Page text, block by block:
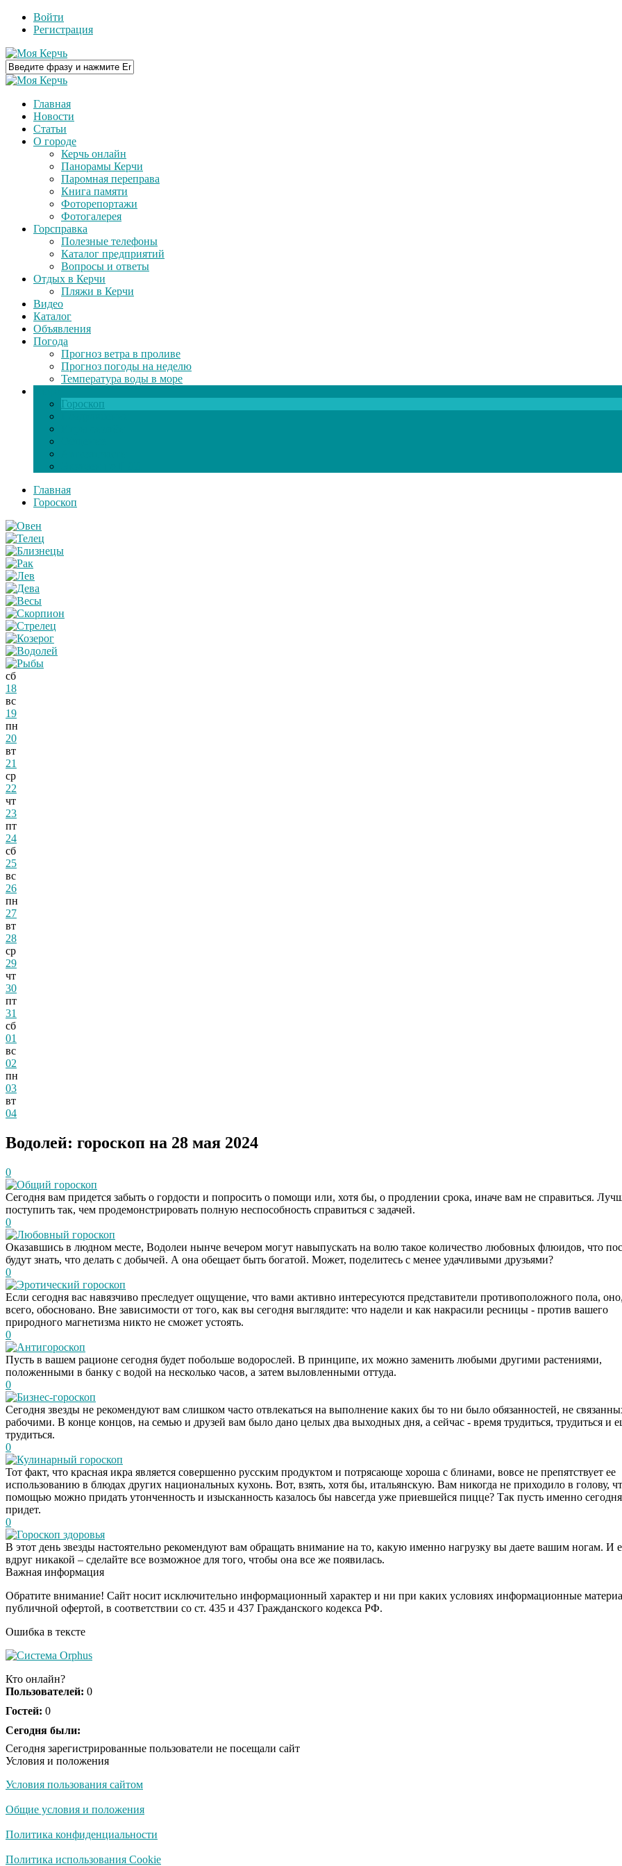
Войти
Регистрация
Главная
Новости
Статьи
О городе
Керчь онлайн
Панорамы Керчи
Паромная переправа
Книга памяти
Фоторепортажи
Фотогалерея
Горсправка
Полезные телефоны
Каталог предприятий
Вопросы и ответы
Отдых в Керчи
Пляжи в Керчи
Видео
Каталог
Объявления
Погода
Прогноз ветра в проливе
Прогноз погоды на неделю
Температура воды в море
Гороскоп
Главная
Гороскоп
сб
18
вс
19
пн
20
вт
21
ср
22
чт
23
пт
24
сб
25
вс
26
пн
27
вт
28
ср
29
чт
30
пт
31
сб
01
вс
02
пн
03
вт
04
Водолей: гороскоп на 28 мая 2024
0
Общий гороскоп
Сегодня вам придется забыть о гордости и попросить о помощи или, хотя бы, о продлении срока, иначе вам не справиться.
поступить так, чем продемонстрировать полную неспособность справиться с задачей.
0
Любовный гороскоп
Оказавшись в людном месте, Водолеи нынче вечером могут навыпускать на волю такое количество любовных флюидов, что
будут знать, что делать с добычей. А она обещает быть богатой. Может, поделитесь с менее удачливыми друзьями?
0
Эротический гороскоп
Если сегодня вас навязчиво преследует ощущение, что вами активно интересуются представители противоположного пола,
всего, обосновано. Вне зависимости от того, как вы сегодня выглядите: что надели и как накрасили ресницы - против вашего
природного магнетизма никто не сможет устоять.
0
Антигороскоп
Пусть в вашем рационе сегодня будет побольше водорослей. В принципе, их можно заменить любыми другими растениями,
положенными в банку с водой на несколько часов, а затем выловленными оттуда.
0
Бизнес-гороскоп
Сегодня звезды не рекомендуют вам слишком часто отвлекаться на выполнение каких бы то ни было обязанностей, не
рабочими. В конце концов, на семью и друзей вам было дано целых два выходных дня, а сейчас - время трудиться, трудиться и
трудиться.
0
Кулинарный гороскоп
Тот факт, что красная икра является совершенно русским продуктом и потрясающе хороша с блинами, вовсе не препятствует ее
использованию в блюдах других национальных кухонь. Вот, взять, хотя бы, итальянскую. Вам никогда не приходило в голову,
помощью можно придать утонченность и изысканность казалось бы навсегда уже приевшейся пицце? Так пусть именно
придет.
0
Гороскоп здоровья
В этот день звезды настоятельно рекомендуют вам обращать внимание на то, какую именно нагрузку вы даете вашим ногам. И
вдруг никакой – сделайте все возможное для того, чтобы она все же появилась.
Важная информация
Обратите внимание! Сайт носит исключительно информационный характер и ни при каких условиях информационные
публичной офертой, в соответствии со ст. 435 и 437 Гражданского кодекса РФ.
Ошибка в тексте
Кто онлайн?
Пользователей: 0
Гостей: 0
Сегодня были:
Сегодня зарегистрированные пользователи не посещали сайт
Условия и положения
Условия пользования сайтом
Общие условия и положения
Политика конфиденциальности
Политика использования Cookie